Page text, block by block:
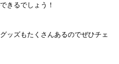
きるでしょう！
ッズもたくさんあるのでぜひチェ